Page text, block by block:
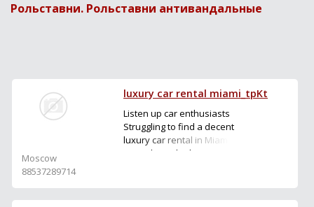
Рольставни. Рольставни антивандальные
luxury car rental miami_tpKt
Listen up car enthusiasts
Struggling to find a decent
luxury car rental in Miami
Been through about 15
Moscow
88537289714